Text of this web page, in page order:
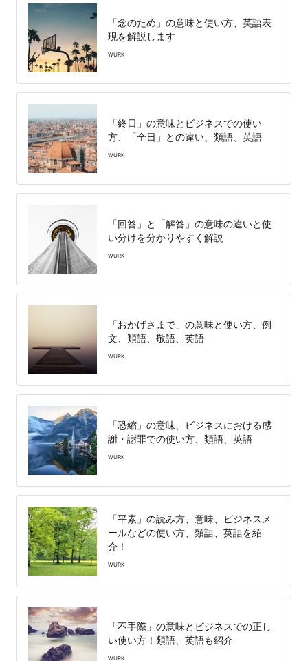
「念のため」の意味と使い方、英語表
現を解説します
WURK
「終日」の意味とビジネスでの使い
方、「全日」との違い、類語、英語
WURK
「回答」と「解答」の意味の違いと使
い分けを分かりやすく解説
WURK
「おかげさまで」の意味と使い方、例
文、類語、敬語、英語
WURK
「恐縮」の意味、ビジネスにおける感
謝・謝罪での使い方、類語、英語
WURK
「平素」の読み方、意味、ビジネスメ
ールなどの使い方、類語、英語を紹
介！
WURK
「不手際」の意味とビジネスでの正し
い使い方！類語、英語も紹介
WURK